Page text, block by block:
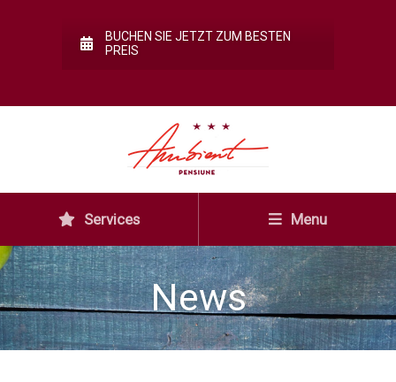
BUCHEN SIE JETZT ZUM BESTEN
PREIS
Services Menu
News